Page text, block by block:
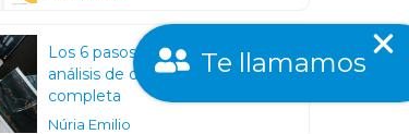
Los 6 pasos de un proceso de un
análisis de datos: Una guía
completa
Núria Emilio
Te llamamos